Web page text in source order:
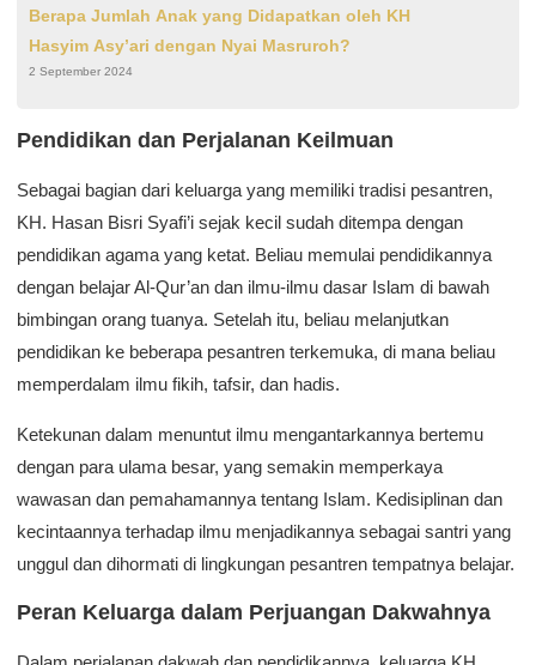
Berapa Jumlah Anak yang Didapatkan oleh KH
Hasyim Asy’ari dengan Nyai Masruroh?
2 September 2024
Pendidikan dan Perjalanan Keilmuan
Sebagai bagian dari keluarga yang memiliki tradisi pesantren,
KH. Hasan Bisri Syafi’i sejak kecil sudah ditempa dengan
pendidikan agama yang ketat. Beliau memulai pendidikannya
dengan belajar Al-Qur’an dan ilmu-ilmu dasar Islam di bawah
bimbingan orang tuanya. Setelah itu, beliau melanjutkan
pendidikan ke beberapa pesantren terkemuka, di mana beliau
memperdalam ilmu fikih, tafsir, dan hadis.
Ketekunan dalam menuntut ilmu mengantarkannya bertemu
dengan para ulama besar, yang semakin memperkaya
wawasan dan pemahamannya tentang Islam. Kedisiplinan dan
kecintaannya terhadap ilmu menjadikannya sebagai santri yang
unggul dan dihormati di lingkungan pesantren tempatnya belajar.
Peran Keluarga dalam Perjuangan Dakwahnya